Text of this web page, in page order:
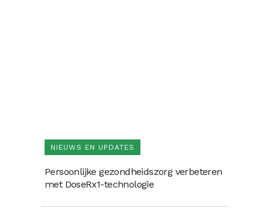
NIEUWS EN UPDATES
Persoonlijke gezondheidszorg verbeteren
met DoseRx1-technologie